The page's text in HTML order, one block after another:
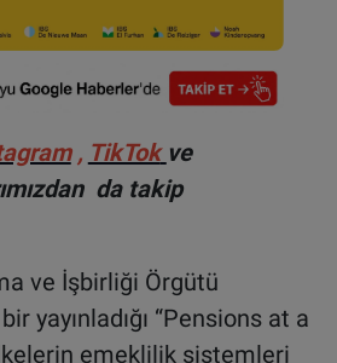
, TikTok ve
da takip
ve İşbirliği Örgütü
yayınladığı “Pensions at a
emeklilik sistemleri